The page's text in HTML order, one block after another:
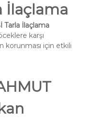
İlaçlama
Tarla İlaçlama
karşı
korunması için etkili